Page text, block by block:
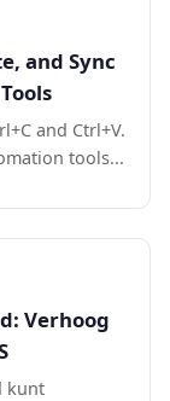
and Sync
and Ctrl+V.
tools...
Verhoog
kunt